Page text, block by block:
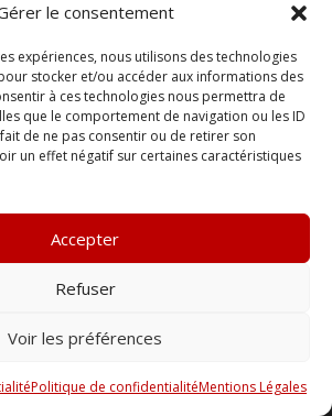
le consentement
expériences, nous utilisons des technologies
stocker et/ou accéder aux informations des
à ces technologies nous permettra de
que le comportement de navigation ou les ID
de ne pas consentir ou de retirer son
un effet négatif sur certaines caractéristiques
Accepter
Refuser
Voir les préférences
Politique de confidentialitéMentions Légales
Formation
Relais
de Vente
‘Sonomédia’ |Mentions Légales